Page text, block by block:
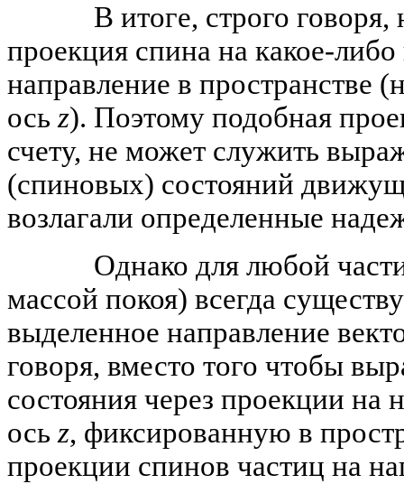
В итоге, строго говоря,
проекция спина на какое-
направление в пространстве
осьz). Поэтому подобная
счету, не может служить
(спиновых) состояний
возлагали определенные
Однако для любой
массой покоя) всегда
выделенное направление
говоря, вместо того чтобы
состояния через проекции
осьz, фиксированную в
проекции спинов частиц на